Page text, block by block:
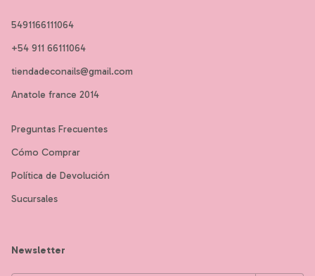
5491166111064
+54 911 66111064
tiendadeconails@gmail.com
Anatole france 2014
Preguntas Frecuentes
Cómo Comprar
Política de Devolución
Sucursales
Newsletter